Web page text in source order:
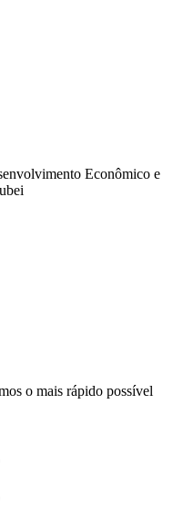
Econômico e
o mais rápido possível